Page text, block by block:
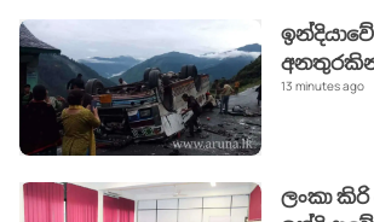
13 minutes ago
ලංකා